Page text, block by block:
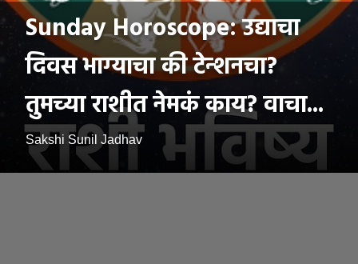
Sunday Horoscope: उद्याचा
दिवस भाग्याचा की टेन्शनचा?
तुमच्या राशीत नेमकं काय? वाचा...
Sakshi Sunil Jadhav